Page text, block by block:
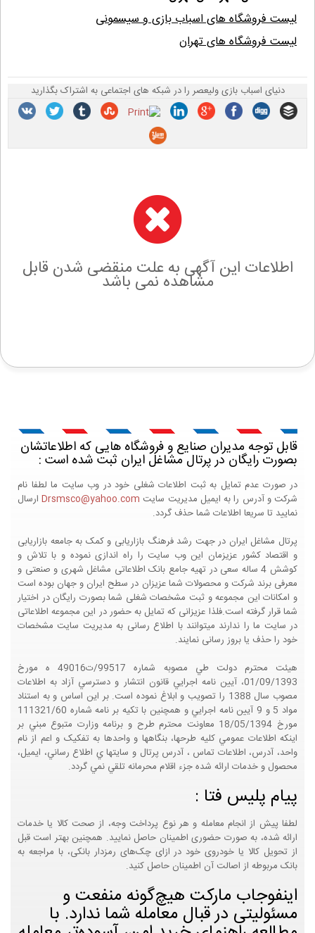
لیست فروشگاه های اسباب بازی و سیسمونی
لیست فروشگاه های تهران
دنیای اسباب بازی ولیعصر را در شبکه های اجتماعی به اشتراک بگذارید
اطلاعات این آگهی به علت منقضی شدن قابل
مشاهده نمی باشد
قابل توجه مدیران صنایع و فروشگاه هایی که اطلاعاتشان
بصورت رایگان در پرتال مشاغل ایران ثبت شده است :
در صورت عدم تمایل به ثبت اطلاعات شغلی خود در وب سایت ما لطفا نام
شرکت و آدرس را به ایمیل مدیریت سایت Drsmsco@yahoo.comارسال
نمایید تا سریعا اطلاعات شما حذف گردد.
پرتال مشاغل ایران در جهت رشد فرهنگ بازاریابی و کمک به جامعه بازاریابی
و اقتصاد کشور عزیزمان این وب سایت را راه اندازی نموده و با تلاش و
کوشش 4 ساله سعی در تهیه جامع بانک اطلاعاتی مشاغل شهری و صنعتی و
معرفی برند شرکت و محصولات شما عزیزان در سطح ایران و جهان بوده است
و امکانات این مجموعه و ثبت مشخصات شغلی شما بصورت رایگان در اختیار
شما قرار گرفته است.فلذا عزیزانی که تمایل به حضور در این مجموعه اطلاعاتی
در سایت ما را ندارند میتوانند با اطلاع رسانی به مدیریت سایت مشخصات
خود را حذف یا بروز رسانی نمایند.
هيئت محترم دولت طي مصوبه شماره 99517/ت49016 ه مورخ
01/09/1393، آيين نامه اجرايي قانون انتشار و دسترسي آزاد به اطلاعات
مصوب سال 1388 را تصويب و ابلاغ نموده است. بر اين اساس و به استناد
مواد 5 و 9 آيين نامه اجرايي و همچنين با تکيه بر نامه شماره 111321/60
مورخ 18/05/1394 معاونت محترم طرح و برنامه وزارت متبوع مبني بر
اينکه اطلاعات عمومي کليه طرحها، بنگاهها و واحدها به تفکيک و اعم از نام
واحد، آدرس، اطلاعات تماس ، آدرس پرتال و سايتها ي اطلاع رساني، ايميل،
محصول و خدمات ارائه شده جزء اقلام محرمانه تلقي نمي گردد.
پیام پلیس فتا :
لطفا پیش از انجام معامله و هر نوع پرداخت وجه، از صحت کالا یا خدمات
ارائه شده، به صورت حضوری اطمینان حاصل نمایید. همچنین بهتر است قبل
از تحویل کالا یا خودروی خود در ازای چک‌های رمزدار بانکی، با مراجعه به
بانک مربوطه از اصالت آن اطمینان حاصل کنید.
اینفوجاب مارکت هیچ‌گونه منفعت و
مسئولیتی در قبال معامله شما ندارد. با